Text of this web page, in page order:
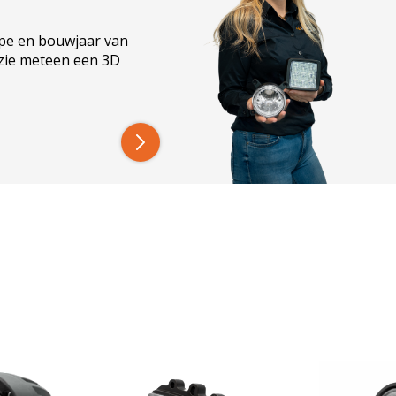
LED
de behuizing, helder wit licht dat zich een grote
LED-werklamp zo krachtig verlicht kan
minder vermoeiend. De behuizing
en bouwjaar van
meteen een 3D